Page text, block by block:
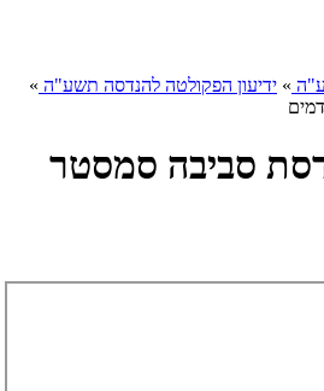
» ידיעון הפקולטה להנדסה תשע"ה »
סביבה סמסטר